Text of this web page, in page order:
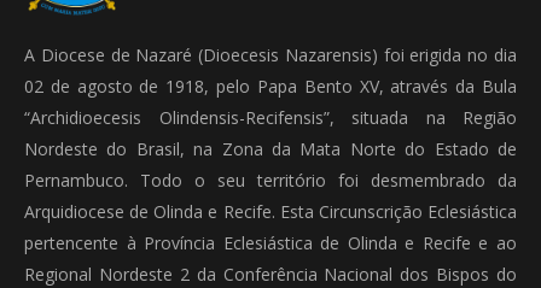
A Diocese de Nazaré (Dioecesis Nazarensis) foi erigida no dia
02 de agosto de 1918, pelo Papa Bento XV, através da Bula
“Archidioecesis Olindensis-Recifensis”, situada na Região
Nordeste do Brasil, na Zona da Mata Norte do Estado de
Pernambuco. Todo o seu território foi desmembrado da
Arquidiocese de Olinda e Recife. Esta Circunscrição Eclesiástica
pertencente à Província Eclesiástica de Olinda e Recife e ao
Regional Nordeste 2 da Conferência Nacional dos Bispos do